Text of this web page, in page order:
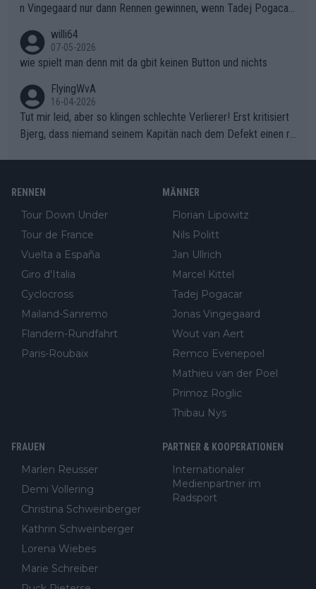
n Vingegaard nur dann Rennen gewinnen, wenn Tadej Pogacar
willi64
07-05-2026
wie spielt man denn mit da gbit keinen Button und nichts
FlyingWvA
16-04-2026
Tut mir leid, aber so klingen schlechte Verlierer! Erst kritisiert
Bjerg, dass niemand seinem Kapitän nach dem Defekt einen ro
ter mit einem platten Reifen ins Velodrome einfuhr. Schlechter
Defekt anschaut - wer andern eine Grube gräbt, fällt selbst hin
ein.
RENNEN
Tour Down Under
Tour de France
Vuelta a España
Giro d'Italia
Cyclocross
Mailand-Sanremo
Flandern-Rundfahrt
Paris-Roubaix
MÄNNER
Florian Lipowitz
Nils Politt
Jan Ullrich
Marcel Kittel
Tadej Pogacar
Jonas Vingegaard
Wout van Aert
Remco Evenepoel
Mathieu van der Poel
Primoz Roglic
Thibau Nys
FRAUEN
Marlen Reusser
Demi Vollering
Christina Schweinberger
Kathrin Schweinberger
Lorena Wiebes
Marie Schreiber
PARTNER & KOOPERATIONEN
Internationaler
Medienpartner im
Radsport